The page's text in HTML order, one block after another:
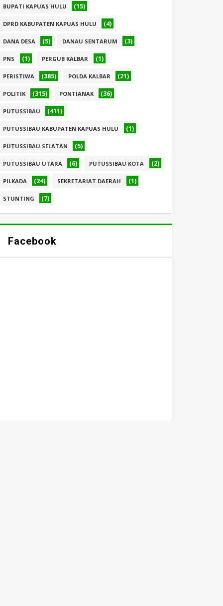
BUPATI KAPUAS HULU (15)
DPRD KABUPATEN KAPUAS HULU (4)
DANA DESA (5) DANAU SENTARUM (3)
PNS (1) PERGUB KALBAR (1)
PERISTIWA (385) POLDA KALBAR (21)
POLITIK (315) PONTIANAK (36)
PUTUSSIBAU (411)
PUTUSSIBAU KABUPATEN KAPUAS HULU (1)
PUTUSSIBAU SELATAN (5)
PUTUSSIBAU UTARA (6) PUTUSSIBAU KOTA (2)
PILKADA (24) SEKRETARIAT DAERAH (1)
STUNTING (7)
Facebook